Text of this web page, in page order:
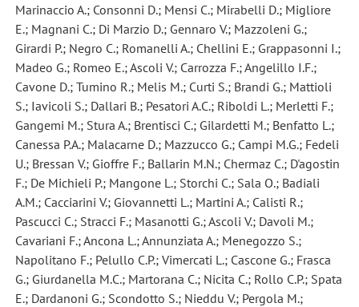
Marinaccio A.; Consonni D.; Mensi C.; Mirabelli D.; Migliore
E.; Magnani C.; Di Marzio D.; Gennaro V.; Mazzoleni G.;
Girardi P.; Negro C.; Romanelli A.; Chellini E.; Grappasonni I.;
Madeo G.; Romeo E.; Ascoli V.; Carrozza F.; Angelillo I.F.;
Cavone D.; Tumino R.; Melis M.; Curti S.; Brandi G.; Mattioli
S.; Iavicoli S.; Dallari B.; Pesatori A.C.; Riboldi L.; Merletti F.;
Gangemi M.; Stura A.; Brentisci C.; Gilardetti M.; Benfatto L.;
Canessa P.A.; Malacarne D.; Mazzucco G.; Campi M.G.; Fedeli
U.; Bressan V.; Gioffre F.; Ballarin M.N.; Chermaz C.; D'agostin
F.; De Michieli P.; Mangone L.; Storchi C.; Sala O.; Badiali
A.M.; Cacciarini V.; Giovannetti L.; Martini A.; Calisti R.;
Pascucci C.; Stracci F.; Masanotti G.; Ascoli V.; Davoli M.;
Cavariani F.; Ancona L.; Annunziata A.; Menegozzo S.;
Napolitano F.; Pelullo C.P.; Vimercati L.; Cascone G.; Frasca
G.; Giurdanella M.C.; Martorana C.; Nicita C.; Rollo C.P.; Spata
E.; Dardanoni G.; Scondotto S.; Nieddu V.; Pergola M.;